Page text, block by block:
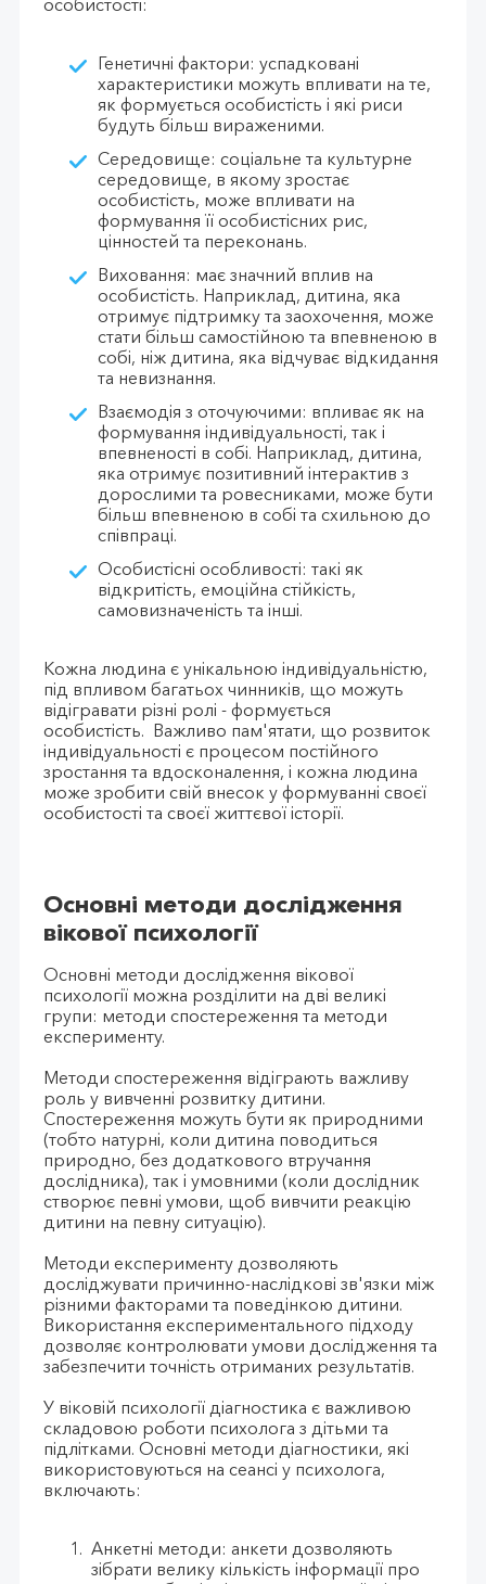
особистості:
Генетичні фактори: успадковані
характеристики можуть впливати на те,
як формується особистість і які риси
будуть більш вираженими.
Середовище: соціальне та культурне
середовище, в якому зростає
особистість, може впливати на
формування її особистісних рис,
цінностей та переконань.
Виховання: має значний вплив на
особистість. Наприклад, дитина, яка
отримує підтримку та заохочення, може
стати більш самостійною та впевненою в
собі, ніж дитина, яка відчуває відкидання
та невизнання.
Взаємодія з оточуючими: впливає як на
формування індивідуальності, так і
впевненості в собі. Наприклад, дитина,
яка отримує позитивний інтерактив з
дорослими та ровесниками, може бути
більш впевненою в собі та схильною до
співпраці.
Особистісні особливості: такі як
відкритість, емоційна стійкість,
самовизначеність та інші.
Кожна людина є унікальною індивідуальністю,
під впливом багатьох чинників, що можуть
відігравати різні ролі - формується
особистість. Важливо пам'ятати, що розвиток
індивідуальності є процесом постійного
зростання та вдосконалення, і кожна людина
може зробити свій внесок у формуванні своєї
особистості та своєї життєвої історії.
Основні методи дослідження
вікової психології
Основні методи дослідження вікової
психології можна розділити на дві великі
групи: методи спостереження та методи
експерименту.
Методи спостереження відіграють важливу
роль у вивченні розвитку дитини.
Спостереження можуть бути як природними
(тобто натурні, коли дитина поводиться
природно, без додаткового втручання
дослідника), так і умовними (коли дослідник
створює певні умови, щоб вивчити реакцію
дитини на певну ситуацію).
Методи експерименту дозволяють
досліджувати причинно-наслідкові зв'язки між
різними факторами та поведінкою дитини.
Використання експериментального підходу
дозволяє контролювати умови дослідження та
забезпечити точність отриманих результатів.
У віковій психології діагностика є важливою
складовою роботи психолога з дітьми та
підлітками. Основні методи діагностики, які
використовуються на сеансі у психолога,
включають:
Анкетні методи: анкети дозволяють
зібрати велику кількість інформації про